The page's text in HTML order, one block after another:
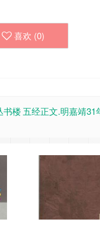
喜欢 (0)
书楼五经正文.明嘉靖31